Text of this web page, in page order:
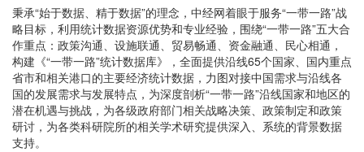
秉承“始于数据、精于数据”的理念，中经网着眼于服务“一带一路”战
略目标，利用统计数据资源优势和专业经验，围绕“一带一路”五大合
作重点：政策沟通、设施联通、贸易畅通、资金融通、民心相通，
构建《“一带一路”统计数据库》，全面提供沿线65个国家、国内重点
省市和相关港口的主要经济统计数据，力图对接中国需求与沿线各
国的发展需求与发展特点，为深度剖析“一带一路”沿线国家和地区的
潜在机遇与挑战，为各级政府部门相关战略决策、政策制定和政策
研讨，为各类科研院所的相关学术研究提供深入、系统的背景数据
支持。